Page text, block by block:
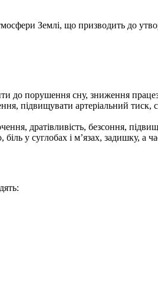
Землі, що призводить до
до порушення сну, зниження
підвищувати артеріальний тиск,
дратівливість, безсоння,
у суглобах і м’язах, задишку, а